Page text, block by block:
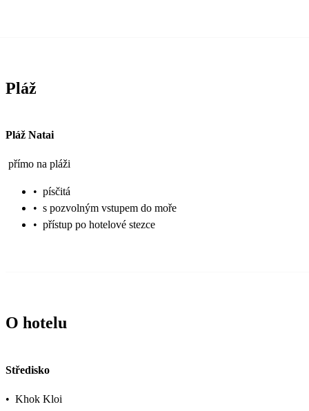
Pláž
Pláž Natai
přímo na pláži
• písčitá
• s pozvolným vstupem do moře
• přístup po hotelové stezce
O hotelu
Středisko
• Khok Kloi